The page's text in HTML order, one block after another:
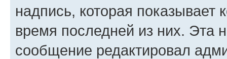
надпись, которая показывает
время последней из них. Эта
сообщение редактировал